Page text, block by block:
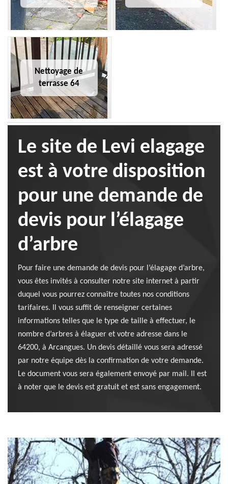
Nettoyage de
terrasse 64
Le site de Levi elagage
est à votre disposition
pour une demande de
devis pour l’élagage
d’arbre
Pour faire une demande de devis pour l’élagage d’arbre,
vous êtes invités à consulter notre site internet à partir
duquel vous pourrez connaître toutes nos conditions
tarifaires. Il vous suffit de renseigner certaines
informations telles que le type de taille à effectuer, le
nombre d’arbres à élaguer et votre adresse dans le
64200, à Arcangues. Un devis détaillé vous sera adressé
par notre équipe dès la confirmation de votre demande.
Le document vous sera également envoyé par mail. Il est
à noter que le devis est gratuit et est sans engagement.